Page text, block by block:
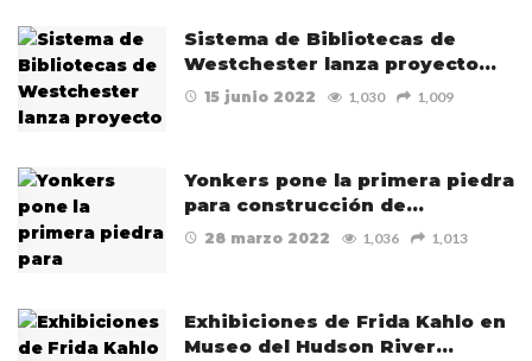
Sistema de Bibliotecas de
Westchester lanza proyecto…
15 junio 2022 1,030 1,009
Yonkers pone la primera piedra
para construcción de…
28 marzo 2022 1,036 1,013
Exhibiciones de Frida Kahlo en
Museo del Hudson River…